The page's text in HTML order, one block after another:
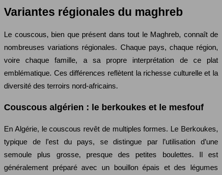
Variantes régionales du maghreb
Le couscous, bien que présent dans tout le Maghreb, connaît de
nombreuses variations régionales. Chaque pays, chaque région,
voire chaque famille, a sa propre interprétation de ce plat
emblématique. Ces différences reflètent la richesse culturelle et la
diversité des terroirs nord-africains.
Couscous algérien : le berkoukes et le mesfouf
En Algérie, le couscous revêt de multiples formes. Le Berkoukes,
typique de l’est du pays, se distingue par l’utilisation d’une
semoule plus grosse, presque des petites boulettes. Il est
généralement préparé avec un bouillon épais et des légumes